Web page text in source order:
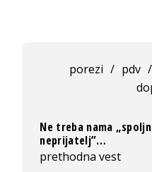
porezi / pdv /
Ne treba nama
neprijatelj”…
prethodna vest